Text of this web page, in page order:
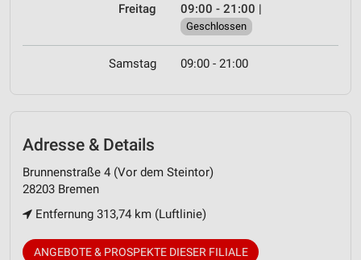
Freitag 09:00 - 21:00 |
Geschlossen
Samstag 09:00 - 21:00
Adresse & Details
Brunnenstraße 4 (Vor dem Steintor)
28203 Bremen
Entfernung 313,74 km (Luftlinie)
ANGEBOTE & PROSPEKTE DIESER FILIALE